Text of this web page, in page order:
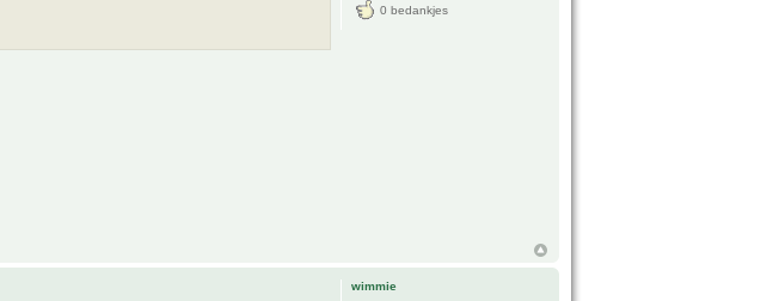
0 bedankjes
wimmie